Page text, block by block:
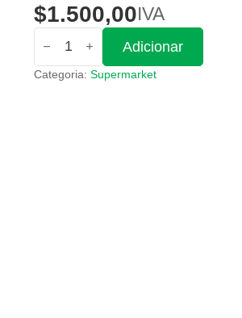
$1.500,00IVA
Quantidade
de
Coffee
500gr
Adicionar
Categoria: Supermarket